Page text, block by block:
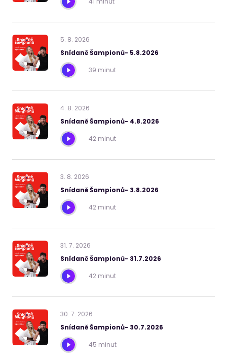
5. 8. 2026
Snídaně Šampionů- 5.8.2026
39 minut
4. 8. 2026
Snídaně Šampionů- 4.8.2026
42 minut
3. 8. 2026
Snídaně Šampionů- 3.8.2026
42 minut
31. 7. 2026
Snídaně Šampionů- 31.7.2026
42 minut
30. 7. 2026
Snídaně Šampionů- 30.7.2026
45 minut